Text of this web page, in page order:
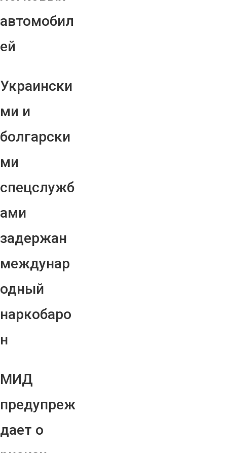
автомобил
ей
Украински
ми и
болгарски
ми
спецслужб
ами
задержан
междунар
одный
наркобаро
н
МИД
предупреж
дает о